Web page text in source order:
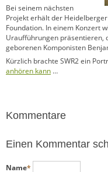
Bei seinem nächsten
Projekt erhält der
Foundation. In einem Konzert
Uraufführungen präsentieren,
geborenen Komponisten
Kürzlich brachte SWR2 ein
anhören kann …
Kommentare
Einen Kommentar
Pflichtfeld
Name*